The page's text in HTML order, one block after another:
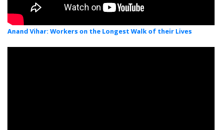
Anand Vihar: Workers on the Longest Walk of their Lives